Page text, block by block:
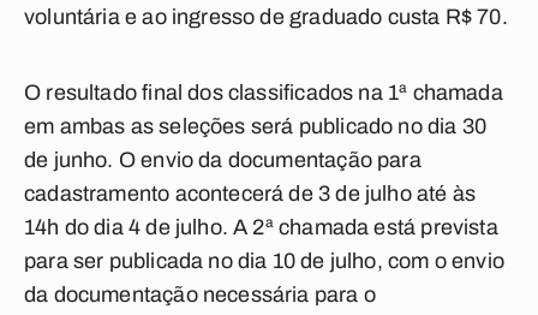
voluntária e ao ingresso de graduado custa R$ 70.
O resultado final dos classificados na 1ª chamada
em ambas as seleções será publicado no dia 30
de junho. O envio da documentação para
cadastramento acontecerá de 3 de julho até às
14h do dia 4 de julho. A 2ª chamada está prevista
para ser publicada no dia 10 de julho, com o envio
da documentação necessária para o